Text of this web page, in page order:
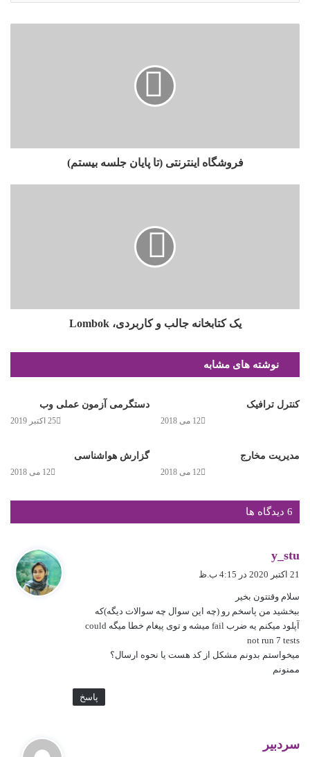
فروشگاه اینترنتی (تا پایان جلسه بیستم)
یک کتابخانه جالب و کاربردی، Lombok
نوشته های مشابه
دستگرمی آزمون عملی وب
25 اکتبر 2019
کنترل ترافیک
12 می 2018
گزارش هواشناسی
12 می 2018
مدیریت مخارج
12 می 2018
‫6 دیدگاه ها
y_stu
:
21 اکتبر 2020 در 4:15 ب.ظ
سلام وقتتون بخیر
ببخشید من پاسخم رو (چه این سوال چه سوالات دیگه)که
آپلود میکنم یه ضرب fail میشه و توی پیغام خطا میگه could
not run 7 tests
میخواستم بدونم مشکل از کد هست یا نحوه ارسال؟
ممنونم
پاسخ
سردبیر